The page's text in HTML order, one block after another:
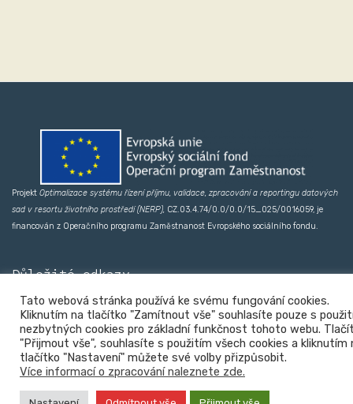
Projekt Optimalizace systému řízení příjmu, validace, zpracování a reportingu datových
sad v resortu životního prostředí (NERP), CZ.03.4.74/0.0/0.0/15_025/0016059, je
financován z Operačního programu Zaměstnanost Evropského sociálního fondu.
Důležité odkazy
Cookies
Zásady ochrany osobních údajů
Tato webová stránka používá ke svému fungování cookies.
Kliknutím na tlačítko "Zamítnout vše" souhlasíte pouze s
nezbytných cookies pro základní funkčnost tohoto webu.
"Přijmout vše", souhlasíte s použitím všech cookies a kliknutím
tlačítko "Nastavení" můžete své volby přizpůsobit.
Více informací o zpracování naleznete zde.